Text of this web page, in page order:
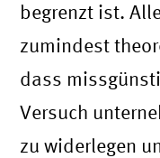
begrenzt ist.
zumindest
dass
Versuch
zu widerlegen